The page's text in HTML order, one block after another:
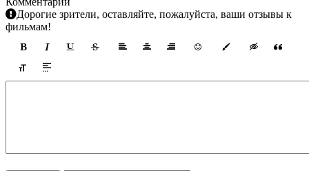
Дорогие зрители, оставляйте, пожалуйста, ваши отзывы к
фильмам!